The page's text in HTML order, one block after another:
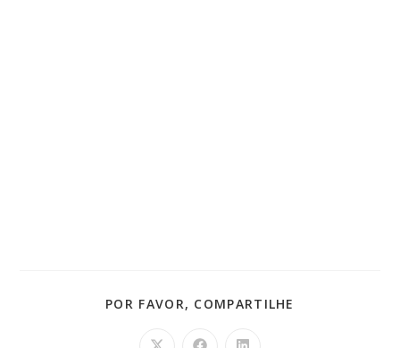
POR FAVOR, COMPARTILHE